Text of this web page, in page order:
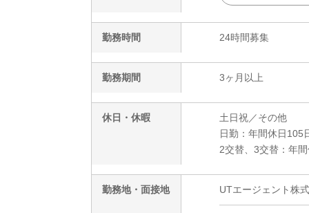
勤務時間 24時間募集
勤務期間 3ヶ月以上
休日・休暇
土日祝／その他
日勤：年間休日105
2交替、3交替：年
勤務地・面接地 UTエージェント株